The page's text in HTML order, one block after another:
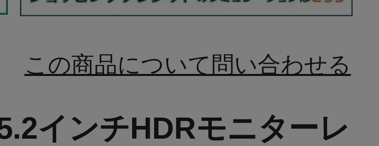
この商品について問い合わせる
インチHDRモニターレ